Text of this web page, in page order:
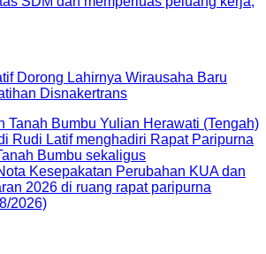
Dorong Lahirnya Wirausaha Baru
Disnakertrans